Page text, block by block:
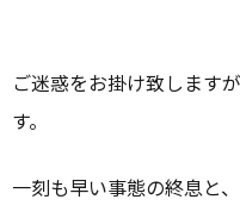
ご迷惑をお掛け致します
す。
一刻も早い事態の終息と